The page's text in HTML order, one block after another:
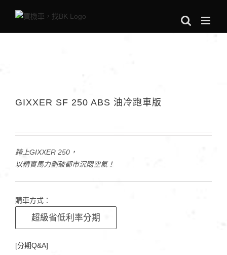
GIXXER SF 250 ABS 油冷跑車版
跨上GIXXER 250，
以精實馬力劃破都市沉悶空氣！
購車方式：
超級省低利率分期
[分期Q&A]